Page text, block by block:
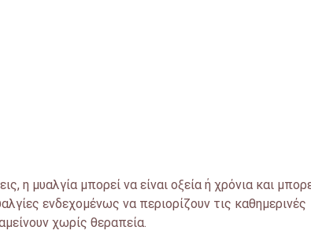
μυαλγία μπορεί να είναι οξεία ή χρόνια και
ενδεχομένως να περιορίζουν τις καθημερινές
χωρίς θεραπεία.